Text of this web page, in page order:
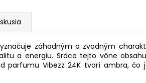
záhadným a zvodným
a energiu. Srdce tejto vône
parfumu Vibezz 24K tvorí ambra,